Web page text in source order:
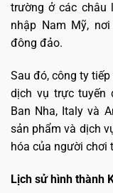
trường ở các châu
nhập Nam Mỹ,
đông đảo.
Sau đó, công ty
dịch vụ trực tuyến
Ban Nha, Italy và
sản phẩm và dịch
hóa của người chơi
Lịch sử hình thành